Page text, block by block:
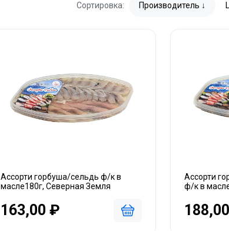
Сортировка: Производитель
Ассорти горбуша/сельдь ф/к в
масле180г, Северная Земля
163,00 ₽
Ассорти
ф/к в